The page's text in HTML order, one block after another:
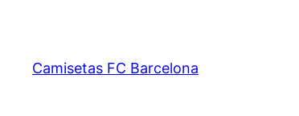
contenido
Camisetas FC Barcelona